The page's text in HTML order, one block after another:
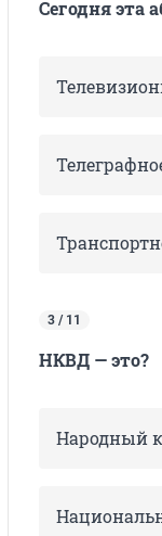
Сегодня эта
3 / 11
НКВД — это?
Народный